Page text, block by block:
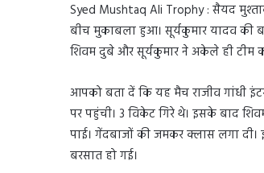
Syed Mushtaq Ali Trophy : सैयद
बीच मुकाबला हुआ। सूर्यकुमार यादव की
शिवम दुबे और सूर्यकुमार ने अकेले ही टीम
आपको बता दें कि यह मैच राजीव गांधी
पर पहुंची। 3 विकेट गिरे थे। इसके बाद
पाई। गेंदबाजों की जमकर क्लास लगा
बरसात हो गई।